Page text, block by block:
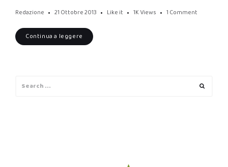
Redazione 21 Ottobre 2013 Like it 1K Views 1 Comment
Continua a leggere
for: